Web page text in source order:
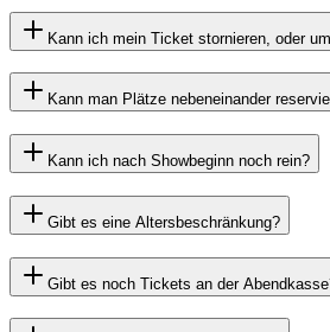
Kann ich mein Ticket stornieren, oder
Kann man Plätze nebeneinander
Kann ich nach Showbeginn noch rein?
Gibt es eine Altersbeschränkung?
Gibt es noch Tickets an der